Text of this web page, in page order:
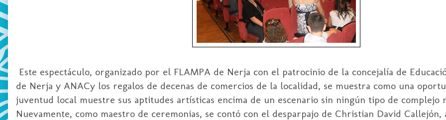
Este espectáculo, organizado por el FLAMPA de Nerja con el patrocinio de la concejalía de
de Nerja y ANACy los regalos de decenas de comercios de la localidad, se muestra como una
juventud local muestre sus aptitudes artísticas encima de un escenario sin ningún tipo de
Nuevamente, como maestro de ceremonias, se contó con el desparpajo de Christian David